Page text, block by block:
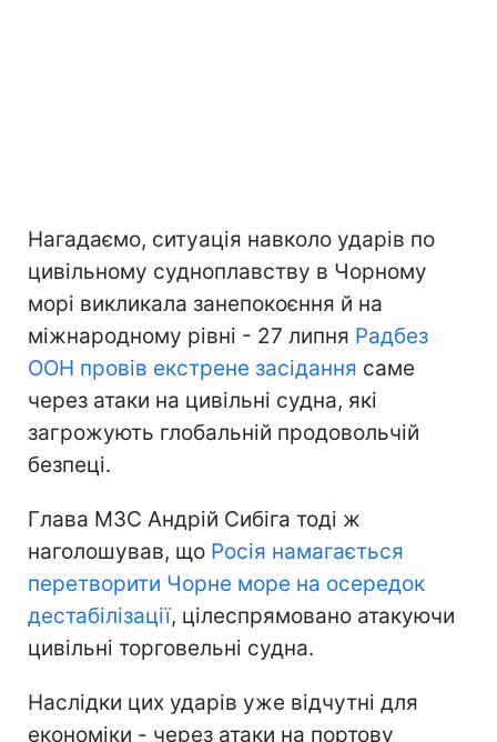
Нагадаємо, ситуація навколо ударів по
цивільному судноплавству в Чорному
морі викликала занепокоєння й на
міжнародному рівні - 27 липня Радбез
ООН провів екстрене засідання саме
через атаки на цивільні судна, які
загрожують глобальній продовольчій
безпеці.
Глава МЗС Андрій Сибіга тоді ж
наголошував, що Росія намагається
перетворити Чорне море на осередок
дестабілізації, цілеспрямовано атакуючи
цивільні торговельні судна.
Наслідки цих ударів уже відчутні для
економіки - через атаки на портову